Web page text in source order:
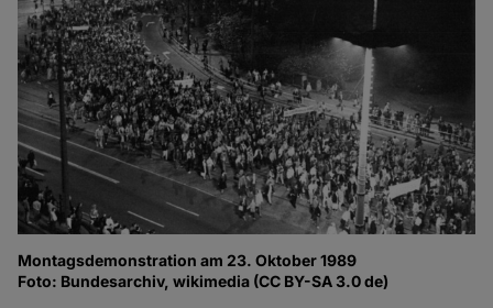
Montagsdemonstration am 23. Oktober 1989
Foto: Bundesarchiv, wikimedia (CC BY-SA 3.0 de)